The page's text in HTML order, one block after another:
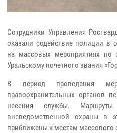
Сотрудники Управления
оказали содействие полиции в
на массовых мероприятиях по
Уральскому почетного звания
В период проведения
правоохранительных органов
несения службы. Маршруты
вневедомственной охраны в
приближены к местам массового